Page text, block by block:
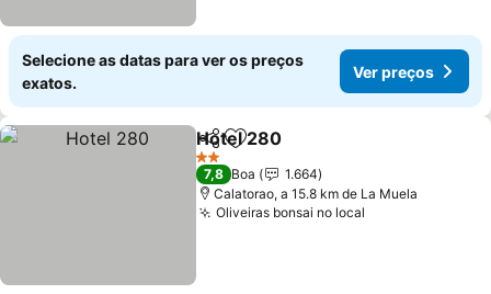
Selecione as datas para ver os preços
exatos.
Ver preços
PartilharAdicionar aos favoritos
Hotel 280
2 Estrelas
7,8 Boa
1.664
Calatorao, a 15.8 km de La Muela
Oliveiras bonsai no local